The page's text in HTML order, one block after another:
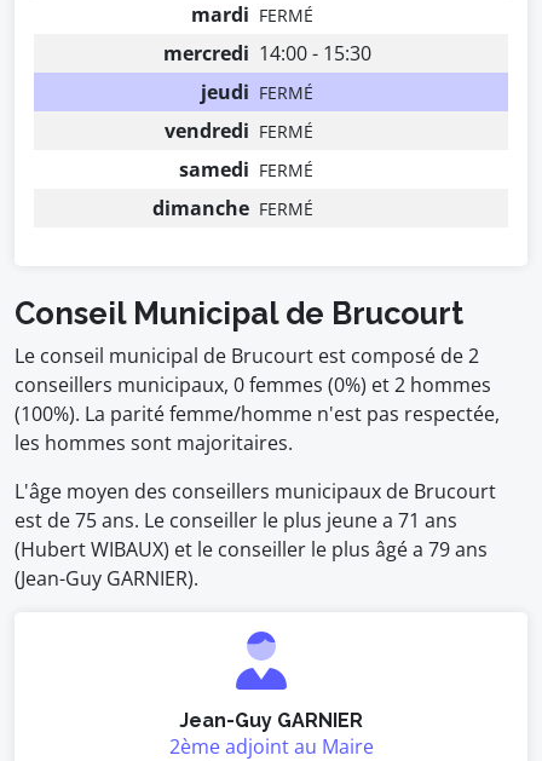
mardi FERMÉ
mercredi 14:00 - 15:30
jeudi FERMÉ
vendredi FERMÉ
samedi FERMÉ
dimanche FERMÉ
Conseil Municipal de Brucourt
Le conseil municipal de Brucourt est composé de 2
conseillers municipaux, 0 femmes (0%) et 2 hommes
(100%). La parité femme/homme n'est pas respectée,
les hommes sont majoritaires.
L'âge moyen des conseillers municipaux de Brucourt
est de 75 ans. Le conseiller le plus jeune a 71 ans
(Hubert WIBAUX) et le conseiller le plus âgé a 79 ans
(Jean-Guy GARNIER).
Jean-Guy GARNIER
2ème adjoint au Maire